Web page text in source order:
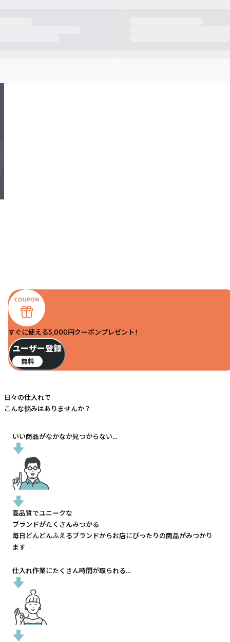
すぐに使える5,000円クーポンプレゼント！
ユーザー登録
無料
日々の仕入れで
こんな悩みはありませんか？
いい商品がなかなか見つからない...
高品質でユニークな
ブランドがたくさんみつかる
毎日どんどんふえるブランドからお店にぴったりの商品がみつかり
ます
仕入れ作業にたくさん時間が取られる...